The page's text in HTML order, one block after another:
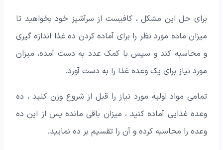
برای حل این مشکل ، کافیست از سرآشپز خود بخواهید تا
میزان ماده مورد نظر را برای آماده کردن ده غذا اندازه گیری
و محاسبه کند و سپس با کمک عدد به دست آمده، میزان
مورد نیاز برای یک وعده غذا را به دست آورد.
تمامی مواد اولیه مورد نیاز را قبل از شروع وزن کنید ، ده
وعده غذایی آماده کنید ، میزان باقی مانده پس از این ده
وعده را محاسبه کرده و آن را تقسیم بر ده نمایید.